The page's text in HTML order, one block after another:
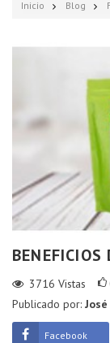
Inicio Blog
BENEFICIOS
3716 Vistas
Publicado por:
Facebook